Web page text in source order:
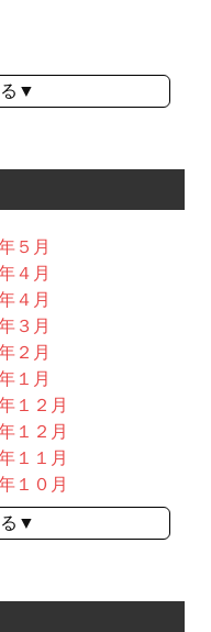
る▼
５月
４月
４月
３月
２月
１月
１２月
１２月
１１月
１０月
る▼